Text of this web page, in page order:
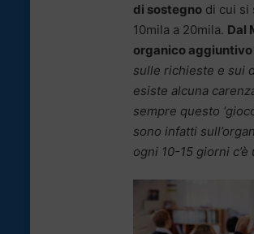
di sostegno di cui si
10mila a 20mila. Dal
organico aggiuntivo
sulle richieste e sui
esiste alcuna
sempre questo
sono infatti
ogni 10-15 giorni